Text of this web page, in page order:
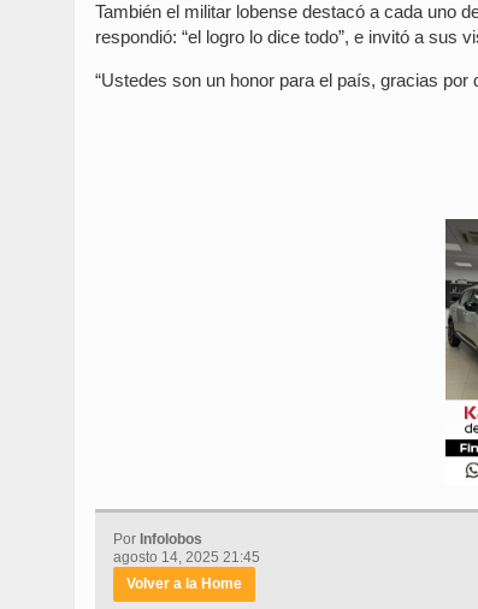
También el militar lobense destacó a cada uno
respondió: “el logro lo dice todo”, e invitó a sus
“Ustedes son un honor para el país, gracias por
Por Infolobos
agosto 14, 2025 21:45
Volver a la Home